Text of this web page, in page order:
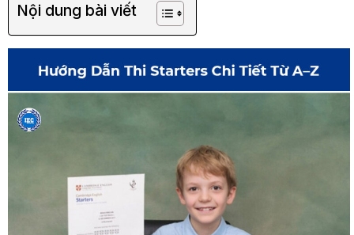
Nội dung bài viết